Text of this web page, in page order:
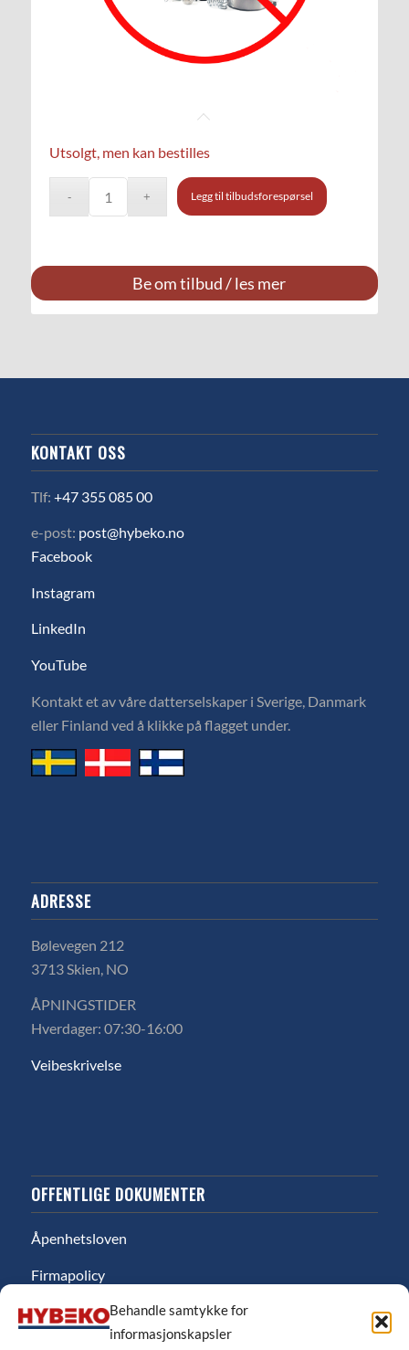
Behandle samtykke for
informasjonskapsler
Utsolgt, men kan bestilles
Legg til tilbudsforespørsel
Be om tilbud / les mer
KONTAKT OSS
Tlf: +47 355 085 00
e-post: post@hybeko.no
Facebook
Instagram
LinkedIn
YouTube
Kontakt et av våre datterselskaper i Sverige, Danmark
eller Finland ved å klikke på flagget under.
ADRESSE
Bølevegen 212
3713 Skien, NO
ÅPNINGSTIDER
Hverdager: 07:30-16:00
Veibeskrivelse
OFFENTLIGE DOKUMENTER
Åpenhetsloven
Firmapolicy
Miljø